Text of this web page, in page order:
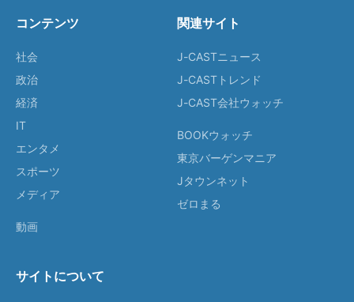
コンテンツ
社会
政治
経済
IT
エンタメ
スポーツ
メディア
動画
関連サイト
J-CASTニュース
J-CASTトレンド
J-CAST会社ウォッチ
BOOKウォッチ
東京バーゲンマニア
Jタウンネット
ゼロまる
サイトについて